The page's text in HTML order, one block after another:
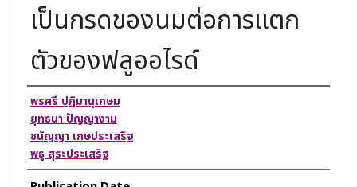
เป็นกรดของนมต่อการแตก
ตัวของฟลูออไรด์
Authors
พรศรี ปฏิมานุเกษม
ยุทธนา ปัญญางาม
ชนัญญา เกษประเสริฐ
พธู สุระประเสริฐ